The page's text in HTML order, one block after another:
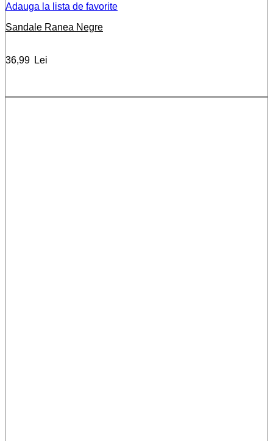
Adauga la lista de favorite
Sandale Ranea Negre
36,99 Lei